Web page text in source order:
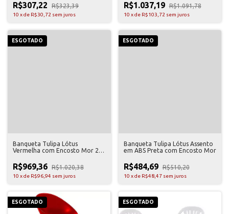
R$307,22 R$323,39
10 xde R$30,72 sem juros
R$1.037,19 R$1.091,78
10 xde R$103,72 sem juros
ESGOTADO
Banqueta Tulipa Lótus
Vermelha com Encosto Mor 2
R$969,36 R$1.020,38
10 xde R$96,94 sem juros
ESGOTADO
Banqueta Tulipa Lótus Assento
em ABS Preta com Encosto Mor
R$484,69 R$510,20
10 xde R$48,47 sem juros
ESGOTADO ESGOTADO